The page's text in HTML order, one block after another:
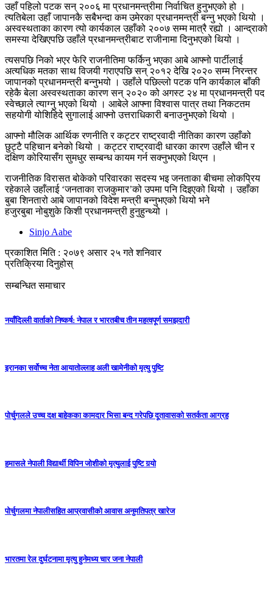
उहाँ पहिलो पटक सन् २००६ मा प्रधानमन्त्रीमा निर्वाचित हुनुभएको हो ।
त्यतिबेला उहाँ जापानकै सबैभन्दा कम उमेरका प्रधानमन्त्री बन्नु भएको थियो ।
अस्वस्थताका कारण त्यो कार्यकाल उहाँको २००७ सम्म मात्रै रह्यो । आन्द्राको
समस्या देखिएपछि उहाँले प्रधानमन्त्रीबाट राजीनामा दिनुभएको थियो ।
त्यसपछि निको भएर फेरि राजनीतिमा फर्किनु भएका आबे आफ्नो पार्टीलाई
अत्यधिक मतका साथ विजयी गराएपछि सन् २०१२ देखि २०२० सम्म निरन्तर
जापानको प्रधानमन्त्री बन्नुभयो । उहाँले पछिल्लो पटक पनि कार्यकाल बाँकी
रहेकै बेला अस्वस्थताका कारण सन् २०२० को अगस्ट २४ मा प्रधानमन्त्री पद
स्वेच्छाले त्याग्नु भएको थियो । आबेले आफ्ना विश्वास पात्र तथा निकटतम
सहयोगी योशिहिदे सुगालाई आफ्नो उत्तराधिकारी बनाउनुभएको थियो ।
आफ्नो मौलिक आर्थिक रणनीति र कट्टर राष्ट्रवादी नीतिका कारण उहाँको
छुट्टै पहिचान बनेको थियो । कट्टर राष्ट्रवादी धारका कारण उहाँले चीन र
दक्षिण कोरियासँग सुमधुर सम्बन्ध कायम गर्न सक्नुभएको थिएन ।
राजनीतिक विरासत बोकेको परिवारका सदस्य भइ जनताका बीचमा लोकप्रिय
रहेकाले उहाँलाई ‘जनताका राजकुमार’को उपमा पनि दिइएको थियो । उहाँका
बुबा शिनतारो आबे जापानको विदेश मन्त्री बन्नुभएको थियो भने
हजुरबुबा नोबुशुके किशी प्रधानमन्त्री हुनुहुन्थ्यो ।
Sinjo Aabe
प्रकाशित मिति : २०७९ असार २५ गते शनिवार
प्रतिक्रिया दिनुहोस्
सम्बन्धित समाचार
नयाँदिल्ली वार्ताको निष्कर्ष: नेपाल र भारतबीच तीन महत्वपूर्ण समझदारी
इरानका सर्वोच्च नेता आयातोल्लाह अली खामेनीको मृत्यु पुष्टि
पोर्चुगलले उच्च दक्ष बाहेकका कामदार भिसा बन्द गरेपछि दूतावासको सतर्कता आग्रह
हमासले नेपाली विद्यार्थी विपिन जोशीको मृत्युलाई पुष्टि गर्‍याे
पोर्चुगलमा नेपालीसहित आप्रवासीको आवास अनुमतिपत्र खारेज
भारतमा रेल दुर्घटनामा मृत्यु हुनेमध्य चार जना नेपाली